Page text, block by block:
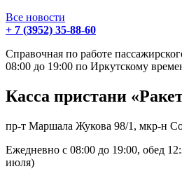
Все новости
+ 7 (3952) 35-88-60
Справочная по работе
08:00 до 19:00 по Иркутскому
Касса пристани
пр-т Маршала Жукова 98/1, мкр-н
Ежедневно с 08:00 до 19:00, обед
июля)